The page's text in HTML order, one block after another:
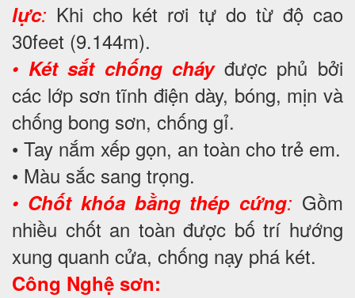
lực: Khi cho két rơi tự do từ độ cao
30feet (9.144m).
• Két sắt chống cháy được phủ bởi
các lớp sơn tĩnh điện dày, bóng, mịn và
chống bong sơn, chống gỉ.
• Tay nắm xếp gọn, an toàn cho trẻ em.
• Màu sắc sang trọng.
• Chốt khóa bằng thép cứng: Gồm
nhiều chốt an toàn được bố trí hướng
xung quanh cửa, chống nạy phá két.
Công Nghệ sơn: